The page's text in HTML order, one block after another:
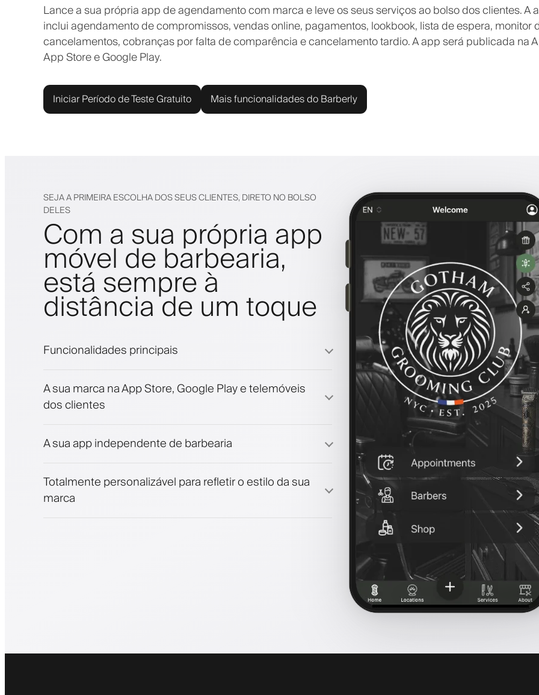
Lance a sua própria app de agendamento com marca e leve os seus serviços ao bolso dos clientes. A
inclui agendamento de compromissos, vendas online, pagamentos, lookbook, lista de espera, monitor
cancelamentos, cobranças por falta de comparência e cancelamento tardio. A app será publicada na
App Store e Google Play.
Iniciar Período de Teste Gratuito Mais funcionalidades do Barberly
SEJA A PRIMEIRA ESCOLHA DOS SEUS CLIENTES, DIRETO NO BOLSO
DELES
Com a sua própria app
móvel de barbearia,
está sempre à
distância de um toque
Funcionalidades principais
Pagamentos, caução
Venda produtos de beleza
A sua marca na App Store, Google Play e telemóveis
dos clientes
A sua app independente de barbearia
Totalmente personalizável para refletir o estilo da sua
marca